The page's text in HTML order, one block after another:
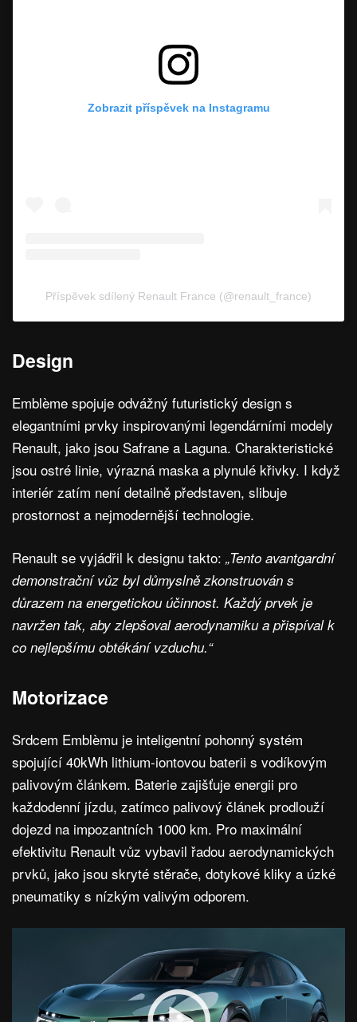
Zobrazit příspěvek na Instagramu
Příspěvek sdílený Renault France (@renault_france)
Design
Emblème spojuje odvážný futuristický design s
elegantními prvky inspirovanými legendárními modely
Renault, jako jsou Safrane a Laguna. Charakteristické
jsou ostré linie, výrazná maska a plynulé křivky. I když
interiér zatím není detailně představen, slibuje
prostornost a nejmodernější technologie.
Renault se vyjádřil k designu takto: „Tento avantgardní
demonstrační vůz byl důmyslně zkonstruován s
důrazem na energetickou účinnost. Každý prvek je
navržen tak, aby zlepšoval aerodynamiku a přispíval k
co nejlepšímu obtékání vzduchu.“
Motorizace
Srdcem Emblèmu je inteligentní pohonný systém
spojující 40kWh lithium-iontovou baterii s vodíkovým
palivovým článkem. Baterie zajišťuje energii pro
každodenní jízdu, zatímco palivový článek prodlouží
dojezd na impozantních 1000 km. Pro maximální
efektivitu Renault vůz vybavil řadou aerodynamických
prvků, jako jsou skryté stěrače, dotykové kliky a úzké
pneumatiky s nízkým valivým odporem.